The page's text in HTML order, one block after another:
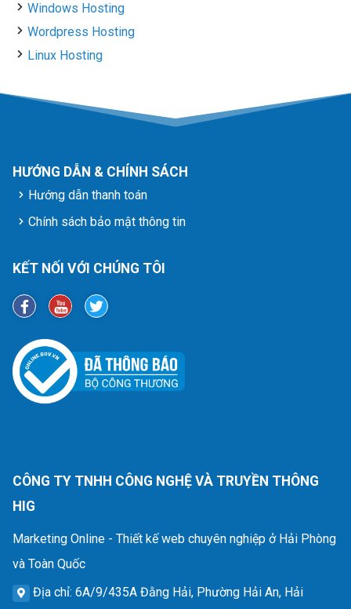
Windows Hosting
Wordpress Hosting
Linux Hosting
HƯỚNG DẪN & CHÍNH SÁCH
Hướng dẫn thanh toán
Chính sách bảo mật thông tin
KẾT NỐI VỚI CHÚNG TÔI
CÔNG TY TNHH CÔNG NGHỆ VÀ TRUYỀN THÔNG
HIG
Marketing Online - Thiết kế web chuyên nghiệp ở Hải Phòng
và Toàn Quốc
Địa chỉ: 6A/9/435A Đằng Hải, Phường Hải An, Hải